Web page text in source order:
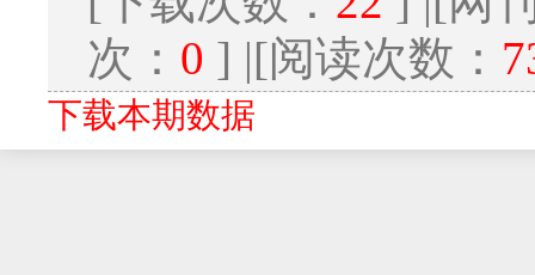
次： 0 ] |[阅读次数：
下载本期数据